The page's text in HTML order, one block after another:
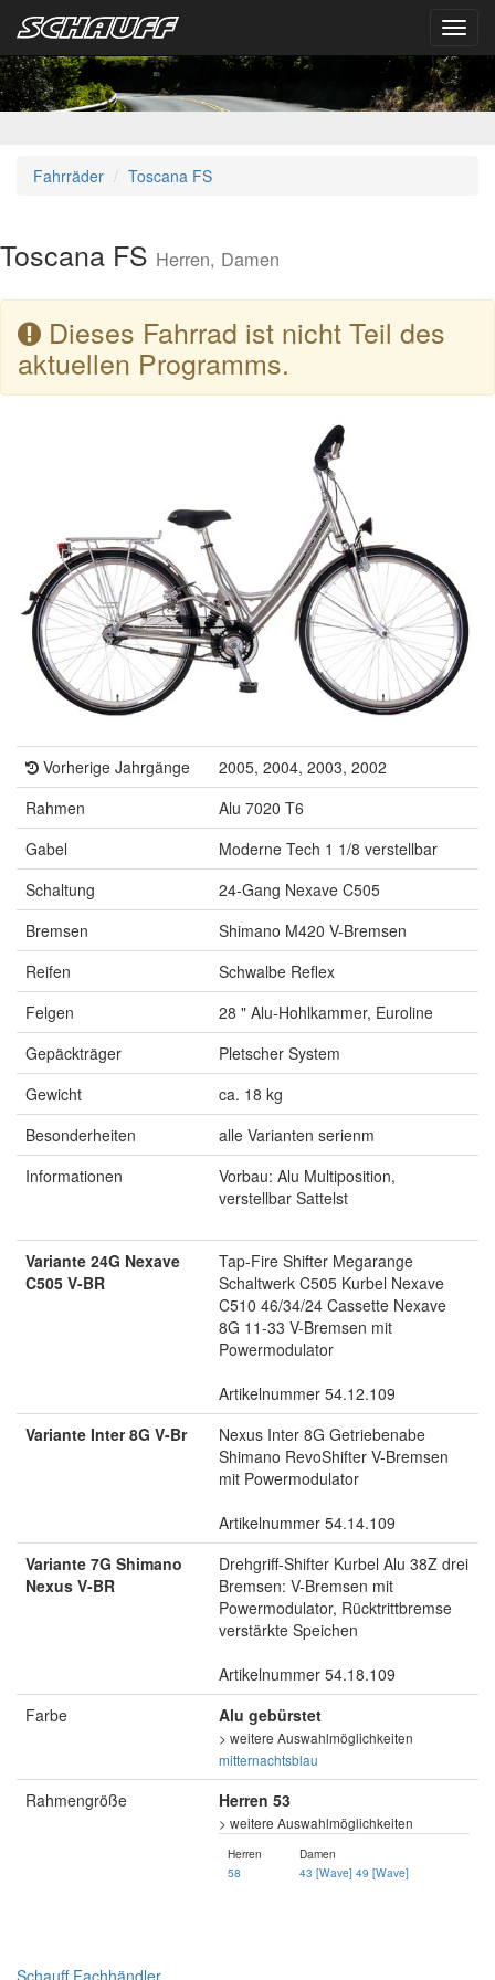
Fahrräder Toscana FS
Toscana FS Herren, Damen
Dieses Fahrrad ist nicht Teil des
aktuellen Programms.
Vorherige Jahrgänge
2005, 2004, 2003, 2002
Rahmen
Alu 7020 T6
Gabel
Moderne Tech 1 1/8 verstellbar
Schaltung
24-Gang Nexave C505
Bremsen
Shimano M420 V-Bremsen
Reifen
Schwalbe Reflex
Felgen
28 " Alu-Hohlkammer, Euroline
Gepäckträger
Pletscher System
Gewicht
ca. 18 kg
Besonderheiten
alle Varianten serienm
Informationen
Vorbau: Alu Multiposition,
verstellbar Sattelst
Variante 24G Nexave
C505 V-BR
Tap-Fire Shifter Megarange
Schaltwerk C505 Kurbel Nexave
C510 46/34/24 Cassette Nexave
8G 11-33 V-Bremsen mit
Powermodulator
Artikelnummer 54.12.109
Variante Inter 8G V-Br
Nexus Inter 8G Getriebenabe
Shimano RevoShifter V-Bremsen
mit Powermodulator
Artikelnummer 54.14.109
Variante 7G Shimano
Nexus V-BR
Drehgriff-Shifter Kurbel Alu 38Z drei
Bremsen: V-Bremsen mit
Powermodulator, Rücktrittbremse
verstärkte Speichen
Artikelnummer 54.18.109
Farbe
Alu gebürstet
> weitere Auswahlmöglichkeiten
mitternachtsblau
Rahmengröße Herren 53
> weitere Auswahlmöglichkeiten
Herren
58
Damen
43 [Wave] 49 [Wave]
Schauff Fachhändler